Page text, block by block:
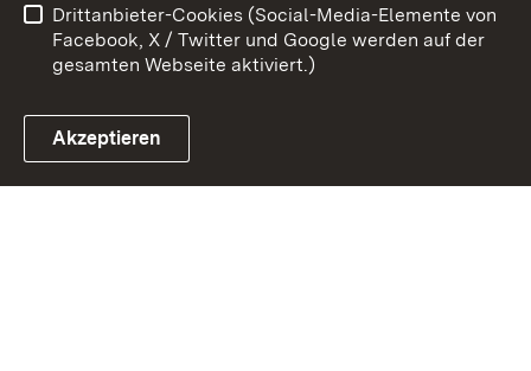
Link zum Landesportal
Impressum
Cookies
Drittanbieter-Cookies (Social-Media-Elemente von
Facebook, X / Twitter und Google werden auf der
gesamten Webseite aktiviert.)
Akzeptieren